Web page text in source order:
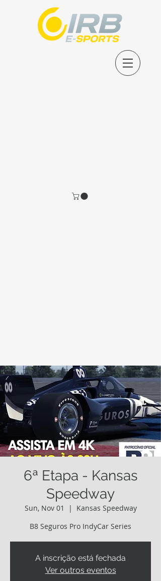
6ª Etapa - Kansas
Speedway
Sun, Nov 01
  |
Kansas Speedway
B8 Seguros Pro IndyCar Series
A inscrição está fechada
Ver outros eventos